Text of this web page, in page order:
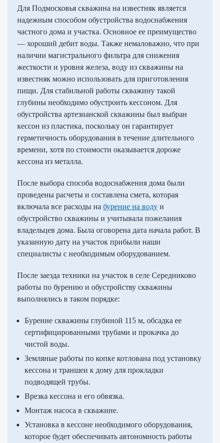
Для Подмосковья скважина на известняк является
надежным способом обустройства водоснабжения
частного дома и участка. Основное ее преимущество
— хороший дебит воды. Также немаловажно, что при
наличии магистрального фильтра для снижения
жесткости и уровня железа, воду из скважины на
известняк можно использовать для приготовления
пищи. Для стабильной работы скважину такой
глубины необходимо обустроить кессоном. Для
обустройства артезианской скважины был выбран
кессон из пластика, поскольку он гарантирует
герметичность оборудования в течение длительного
времени, хотя по стоимости оказывается дороже
кессона из металла.
После выбора способа водоснабжения дома были
проведены расчеты и составлена смета, которая
включала все расходы на бурение на воду и
обустройство скважины и учитывала пожелания
владельцев дома. Была оговорена дата начала работ. В
указанную дату на участок прибыли наши
специалисты с необходимым оборудованием.
После заезда техники на участок в селе Середниково
работы по бурению и обустройству скважины
выполнялись в таком порядке:
Бурение скважины глубиной 115 м, обсадка ее
сертифицированными трубами и прокачка до
чистой воды.
Земляные работы по копке котлована под установку
кессона и траншеи к дому для прокладки
подводящей трубы.
Врезка кессона и его обвязка.
Монтаж насоса в скважине.
Установка в кессоне необходимого оборудования,
которое будет обеспечивать автономность работы